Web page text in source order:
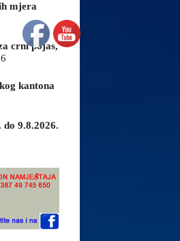
mjera
crni pojas,
kantona
9.8.2026.